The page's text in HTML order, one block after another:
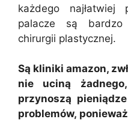
każdego najłatwiej
palacze są
chirurgii plastycznej.
Są kliniki amazon,
nie uciną
przynoszą
problemów,